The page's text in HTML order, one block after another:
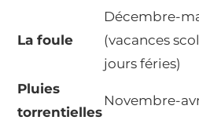
La foule
Décembre-
(vacances
jours féries)
Pluies
torrentielles
Novembre-